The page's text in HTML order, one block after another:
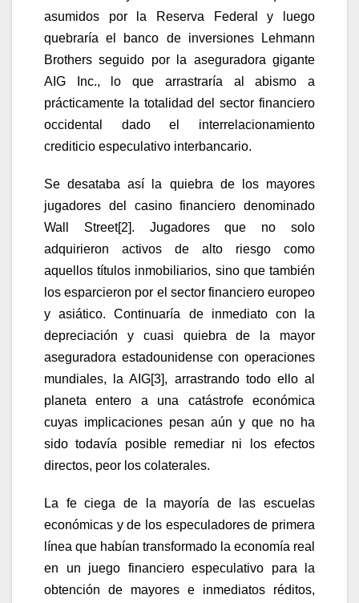
asumidos por la Reserva Federal y luego
quebraría el banco de inversiones Lehmann
Brothers seguido por la aseguradora gigante
AIG Inc., lo que arrastraría al abismo a
prácticamente la totalidad del sector financiero
occidental dado el interrelacionamiento
crediticio especulativo interbancario.
Se desataba así la quiebra de los mayores
jugadores del casino financiero denominado
Wall Street[2]. Jugadores que no solo
adquirieron activos de alto riesgo como
aquellos títulos inmobiliarios, sino que también
los esparcieron por el sector financiero europeo
y asiático. Continuaría de inmediato con la
depreciación y cuasi quiebra de la mayor
aseguradora estadounidense con operaciones
mundiales, la AIG[3], arrastrando todo ello al
planeta entero a una catástrofe económica
cuyas implicaciones pesan aún y que no ha
sido todavía posible remediar ni los efectos
directos, peor los colaterales.
La fe ciega de la mayoría de las escuelas
económicas y de los especuladores de primera
línea que habían transformado la economía real
en un juego financiero especulativo para la
obtención de mayores e inmediatos réditos,